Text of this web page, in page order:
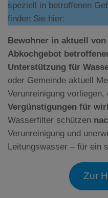
speziell in betroffenen
finden Sie hier:
Bewohner in aktuell
Abkochgebot
Unterstützung für
oder Gemeinde aktuell
Verunreinigung vorliegen,
Vergünstigungen für
Wasserfilter schützen
Verunreinigung und
Leitungswasser – für ein
Zur